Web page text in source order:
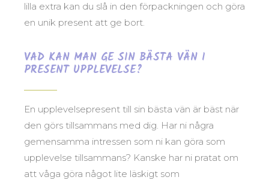
lilla extra kan du slå in den förpackningen och göra
en unik present att ge bort.
VAD KAN MAN GE SIN BÄSTA VÄN I
PRESENT UPPLEVELSE?
En upplevelsepresent till sin bästa vän är bäst när
den görs tillsammans med dig. Har ni några
gemensamma intressen som ni kan göra som
upplevelse tillsammans? Kanske har ni pratat om
att våga göra något lite läskigt som